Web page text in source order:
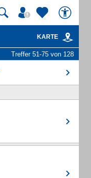
KARTE
Treffer 51-75 von 128